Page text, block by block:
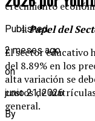
crecimiento
Papel del
El sector educativo
del 8.89% en los
alta variación se
costos de
general.
Published
2 meses ago
on
junio 21, 2026
By